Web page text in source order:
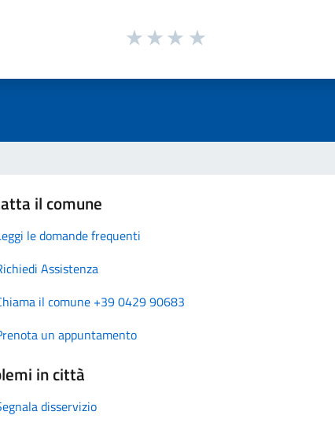
il comune
le domande frequenti
Assistenza
il comune +39 0429 90683
un appuntamento
in città
disservizio